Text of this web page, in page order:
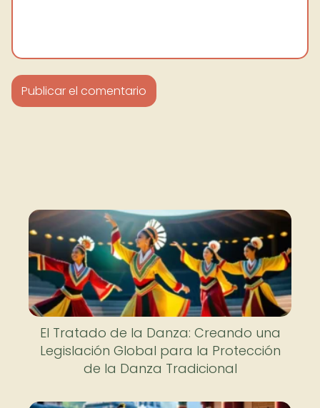
El Tratado de la Danza: Creando una
Legislación Global para la Protección
de la Danza Tradicional